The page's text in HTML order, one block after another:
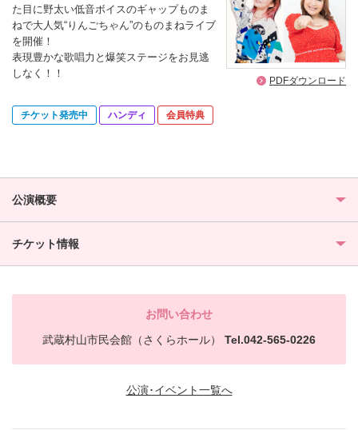
た目に野太い低音ボイスのギャップものま
ねで大人気“りんごちゃん”のものまねライブ
を開催！
表現豊かな歌唱力と爆笑ステージをお見逃
しなく！！
チケット発売中 ハンディ 会員特典
PDFダウンロード
公演概要
チケット情報
お問い合わせ
武蔵村山市民会館（さくらホール） Tel.042-565-0226
公演･イベント一覧へ